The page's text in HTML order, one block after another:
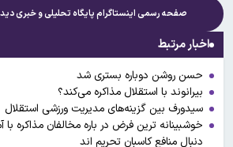
صفحه رسمی اینستاگرام پایگاه تحلیلی و خبری
اخبار مرتبط
حسن روشن دوباره بستری شد
بیرانوند با استقلال مذاکره می‌کند؟
سیدورف بین گزینه‌های مدیریت ورزشی استقلال
خوشبینانه ترین فرض در باره مخالفان مذاکره با
دنبال منافع کاسبان تحریم اند